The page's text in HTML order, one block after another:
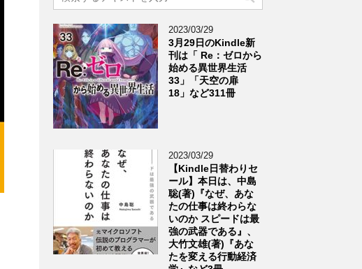
2023/03/29
3月29日のKindle新
刊は「 Re：ゼロから
始める異世界生活
33」「天空の扉
18」など311冊
2023/03/29
【Kindle日替わりセ
ール】本日は、中島
聡(著)『なぜ、あな
たの仕事は終わらな
いのか スピードは最
強の武器である』、
大竹文雄(著)『あな
たを変える行動経済